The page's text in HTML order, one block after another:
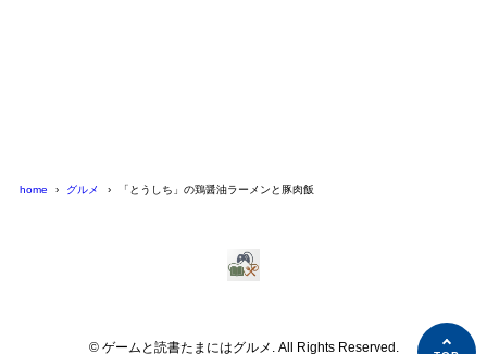
home グルメ 「とうしち」の鶏醤油ラーメンと豚肉飯
© ゲームと読書たまにはグルメ. All Rights Reserved.